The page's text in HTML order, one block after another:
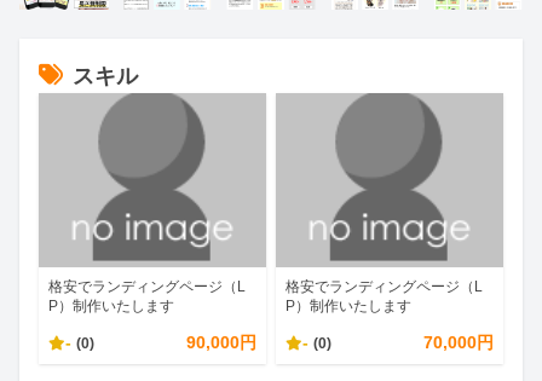
スキル
格安でランディングページ（L
P）制作いたします
- (0) 90,000円
格安でランディングページ（L
P）制作いたします
- (0) 70,000円